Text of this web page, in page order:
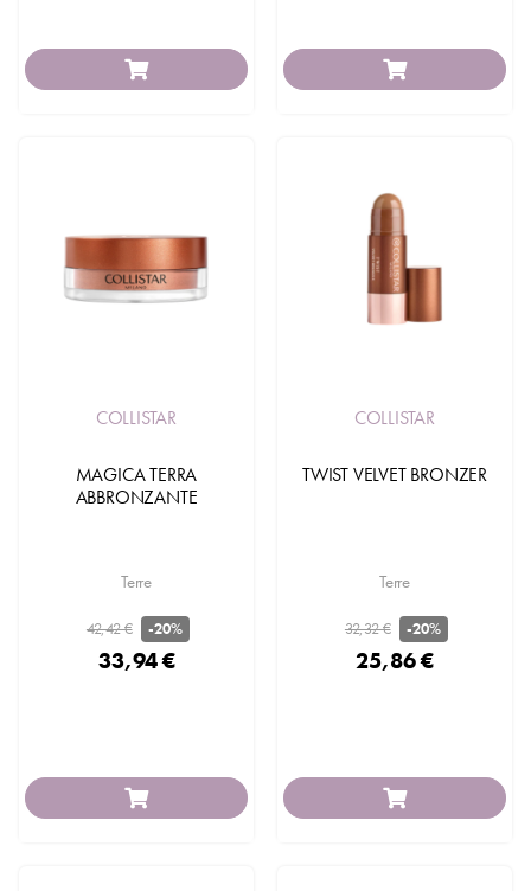
COLLISTAR
MAGICA TERRA
ABBRONZANTE
Terre
42,42 € -20%
33,94 €
COLLISTAR
TWIST VELVET BRONZER
Terre
32,32 € -20%
25,86 €